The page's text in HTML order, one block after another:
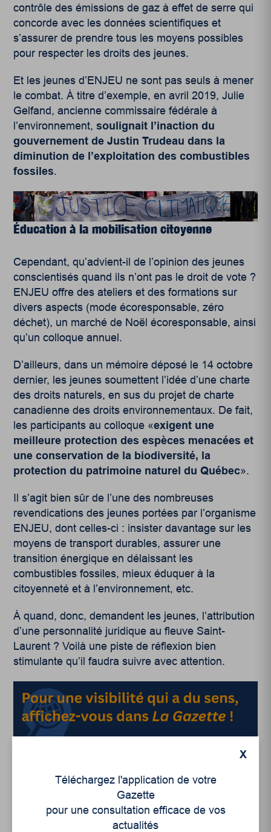
contrôle des émissions de gaz à effet de serre qui
concorde avec les données scientifiques et
s’assurer de prendre tous les moyens possibles
pour respecter les droits des jeunes.
Et les jeunes d’ENJEU ne sont pas seuls à mener
le combat. À titre d’exemple, en avril 2019, Julie
Gelfand, ancienne commissaire fédérale à
l’environnement,soulignait l’inaction du
gouvernement de Justin Trudeau dans la
diminution de l’exploitation des combustibles
fossiles.
Éducation à la mobilisation citoyenne
Cependant, qu’advient-il de l’opinion des jeunes
conscientisés quand ils n’ont pas le droit de vote ?
ENJEU offre des ateliers et des formations sur
divers aspects (mode écoresponsable, zéro
déchet), un marché de Noël écoresponsable, ainsi
qu’un colloque annuel.
D’ailleurs, dans un mémoire déposé le 14 octobre
dernier, les jeunes soumettent l’idée d’une charte
des droits naturels, en sus du projet de charte
canadienne des droits environnementaux. De fait,
les participants au colloque «exigent une
meilleure protection des espèces menacées et
une conservation de la biodiversité, la
protection du patrimoine naturel du Québec».
Il s’agit bien sûr de l’une des nombreuses
revendications des jeunes portées par l’organisme
ENJEU, dont celles-ci : insister davantage sur les
moyens de transport durables, assurer une
transition énergique en délaissant les
combustibles fossiles, mieux éduquer à la
citoyenneté et à l’environnement, etc.
À quand, donc, demandent les jeunes, l’attribution
d’une personnalité juridique au fleuve Saint-
Laurent ? Voilà une piste de réflexion bien
stimulante qu’il faudra suivre avec attention.
X
Téléchargez l'application de votre
Gazette
pour une consultation efficace de vos
actualités